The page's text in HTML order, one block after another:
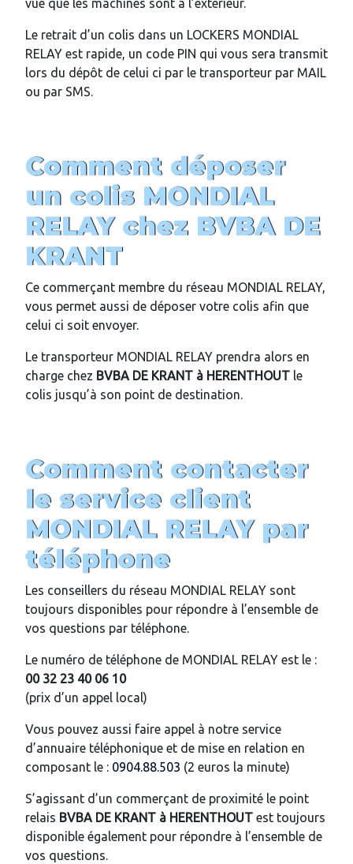
vue que les machines sont à l’extérieur.
Le retrait d’un colis dans un LOCKERS MONDIAL
RELAY est rapide, un code PIN qui vous sera transmit
lors du dépôt de celui ci par le transporteur par MAIL
ou par SMS.
Comment déposer
un colis MONDIAL
RELAY chez BVBA DE
KRANT
Ce commerçant membre du réseau MONDIAL RELAY,
vous permet aussi de déposer votre colis afin que
celui ci soit envoyer.
Le transporteur MONDIAL RELAY prendra alors en
charge chez BVBA DE KRANT à HERENTHOUT le
colis jusqu’à son point de destination.
Comment contacter
le service client
MONDIAL RELAY par
téléphone
Les conseillers du réseau MONDIAL RELAY sont
toujours disponibles pour répondre à l’ensemble de
vos questions par téléphone.
Le numéro de téléphone de MONDIAL RELAY est le :
00 32 23 40 06 10
(prix d’un appel local)
Vous pouvez aussi faire appel à notre service
d’annuaire téléphonique et de mise en relation en
composant le : 0904.88.503 (2 euros la minute)
S’agissant d’un commerçant de proximité le point
relais BVBA DE KRANT à HERENTHOUT est toujours
disponible également pour répondre à l’ensemble de
vos questions.